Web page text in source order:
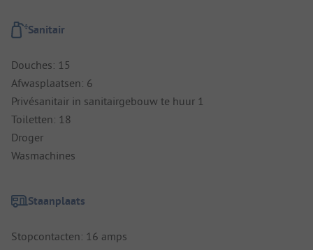
Sanitair
Douches: 15
Afwasplaatsen: 6
Privésanitair in sanitairgebouw te huur 1
Toiletten: 18
Droger
Wasmachines
Staanplaats
Stopcontacten: 16 amps